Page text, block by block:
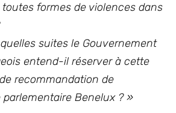
formes de violences dans
suites le Gouvernement
entend-il réserver à cette
recommandation de
parlementaire Benelux ? »